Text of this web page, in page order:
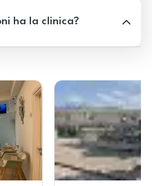
ha la clinica?